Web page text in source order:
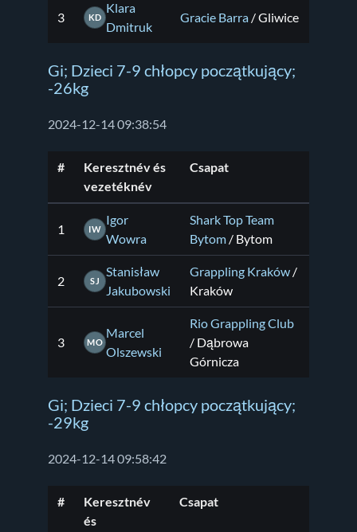
3 KD
Klara
Dmitruk
Gracie Barra / Gliwice
Gi; Dzieci 7-9 chłopcy początkujący;
-26kg
2024-12-14 09:38:54
#
Keresztnév és
vezetéknév
Csapat
1 IW
Igor
Wowra
Shark Top Team
Bytom / Bytom
2 SJ
Stanisław
Jakubowski
Grappling Kraków /
Kraków
3 MO
Marcel
Olszewski
Rio Grappling Club
/ Dąbrowa
Górnicza
Gi; Dzieci 7-9 chłopcy początkujący;
-29kg
2024-12-14 09:58:42
#
Keresztnév
és
Csapat